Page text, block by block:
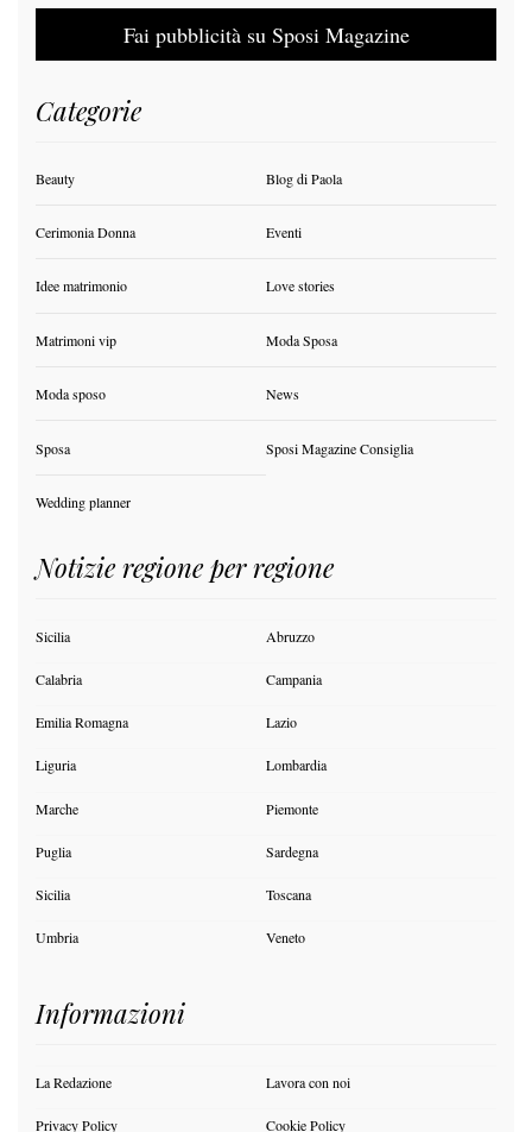
Fai pubblicità su Sposi Magazine
Categorie
Beauty Blog di Paola
Cerimonia Donna Eventi
Idee matrimonio Love stories
Matrimoni vip Moda Sposa
Moda sposo News
Sposa Sposi Magazine Consiglia
Wedding planner
Notizie regione per regione
Sicilia Abruzzo
Calabria Campania
Emilia Romagna Lazio
Liguria Lombardia
Marche Piemonte
Puglia Sardegna
Sicilia Toscana
Umbria Veneto
Informazioni
La Redazione Lavora con noi
Privacy Policy Cookie Policy